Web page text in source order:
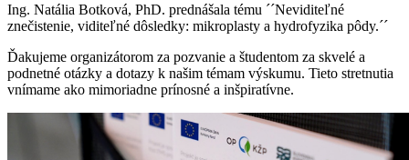
Ing. Natália Botková, PhD. prednášala tému ´´Neviditeľné
znečistenie, viditeľné dôsledky: mikroplasty a hydrofyzika pôdy.´´
Ďakujeme organizátorom za pozvanie a študentom za skvelé a
podnetné otázky a dotazy k našim témam výskumu. Tieto stretnutia
vnímame ako mimoriadne prínosné a inšpiratívne.